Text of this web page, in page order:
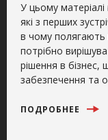
У цьому
які з перших
в чому полягають
потрібно
рішення в
забезпечення та
ПОДРОБНЕЕ